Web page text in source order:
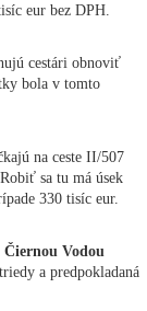
eur bez DPH.
cestári obnoviť
bola v tomto
na ceste II/507
sa tu má úsek
330 tisíc eur.
Čiernou Vodou
a predpokladaná